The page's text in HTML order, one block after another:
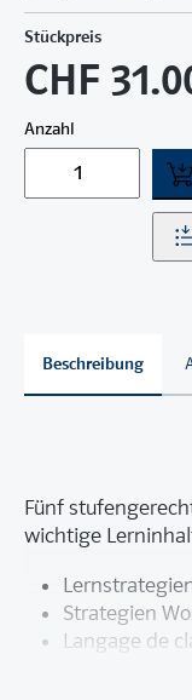
Stückpreis
CHF
Anzahl
Beschreibung
Fünf
wichtige
Strategien
Langage de